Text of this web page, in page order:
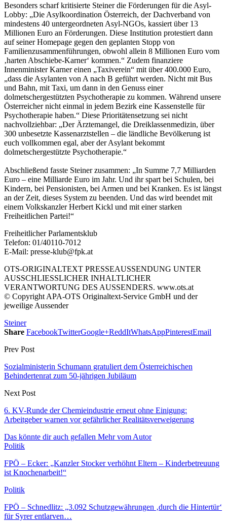
Besonders scharf kritisierte Steiner die Förderungen für die Asyl-
Lobby: „Die Asylkoordination Österreich, der Dachverband von
mindestens 40 untergeordneten Asyl-NGOs, kassiert über 13
Millionen Euro an Förderungen. Diese Institution protestiert dann
auf seiner Homepage gegen den geplanten Stopp von
Familienzusammenführungen, obwohl allein 8 Millionen Euro vom
‚harten Abschiebe-Karner‘ kommen.“ Zudem finanziere
Innenminister Karner einen „Taxiverein“ mit über 400.000 Euro,
„dass die Asylanten von A nach B geführt werden. Nicht mit Bus
und Bahn, mit Taxi, um dann in den Genuss einer
dolmetschergestützten Psychotherapie zu kommen. Während unsere
Österreicher nicht einmal in jedem Bezirk eine Kassenstelle für
Psychotherapie haben.“ Diese Prioritätensetzung sei nicht
nachvollziehbar: „Der Ärztemangel, die Dreiklassenmedizin, über
300 unbesetzte Kassenarztstellen – die ländliche Bevölkerung ist
euch vollkommen egal, aber der Asylant bekommt
dolmetschergestützte Psychotherapie.“
Abschließend fasste Steiner zusammen: „In Summe 7,7 Milliarden
Euro – eine Milliarde Euro im Jahr. Und ihr spart bei Schulen, bei
Kindern, bei Pensionisten, bei Armen und bei Kranken. Es ist längst
an der Zeit, dieses System zu beenden. Und das wird beendet mit
einem Volkskanzler Herbert Kickl und mit einer starken
Freiheitlichen Partei!“
Freiheitlicher Parlamentsklub
Telefon: 01/40110-7012
E-Mail: presse-klub@fpk.at
OTS-ORIGINALTEXT PRESSEAUSSENDUNG UNTER
AUSSCHLIESSLICHER INHALTLICHER
VERANTWORTUNG DES AUSSENDERS. www.ots.at
© Copyright APA-OTS Originaltext-Service GmbH und der
jeweilige Aussender
Steiner
Share FacebookTwitterGoogle+ReddItWhatsAppPinterestEmail
Prev Post
Sozialministerin Schumann gratuliert dem Österreichischen
Behindertenrat zum 50-jährigen Jubiläum
Next Post
6. KV-Runde der Chemieindustrie erneut ohne Einigung:
Arbeitgeber warnen vor gefährlicher Realitätsverweigerung
Das könnte dir auch gefallen Mehr vom Autor
Politik
FPÖ – Ecker: „Kanzler Stocker verhöhnt Eltern – Kinderbetreuung
ist Knochenarbeit!“
Politik
FPÖ – Schnedlitz: „3.092 Schutzgewährungen ‚durch die Hintertür‘
für Syrer entlarven…